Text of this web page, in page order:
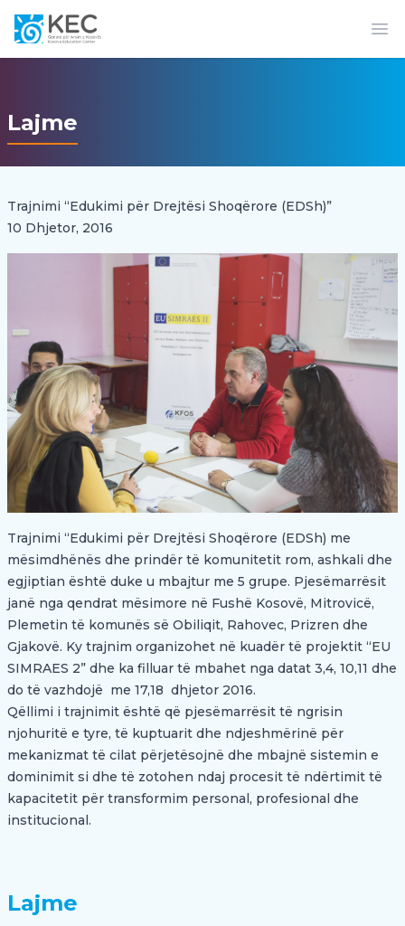
Lajme
Trajnimi “Edukimi për Drejtësi Shoqërore (EDSh)”
10 Dhjetor, 2016
Trajnimi “Edukimi për Drejtësi Shoqërore (EDSh) me
mësimdhënës dhe prindër të komunitetit rom, ashkali dhe
egjiptian është duke u mbajtur me 5 grupe. Pjesëmarrësit
janë nga qendrat mësimore në Fushë Kosovë, Mitrovicë,
Plemetin të komunës së Obiliqit, Rahovec, Prizren dhe
Gjakovë. Ky trajnim organizohet në kuadër të projektit “EU
SIMRAES 2” dhe ka filluar të mbahet nga datat 3,4, 10,11 dhe
do të vazhdojë me 17,18 dhjetor 2016.
Qëllimi i trajnimit është që pjesëmarrësit të ngrisin
njohuritë e tyre, të kuptuarit dhe ndjeshmërinë për
mekanizmat të cilat përjetësojnë dhe mbajnë sistemin e
dominimit si dhe të zotohen ndaj procesit të ndërtimit të
kapacitetit për transformim personal, profesional dhe
institucional.
Lajme